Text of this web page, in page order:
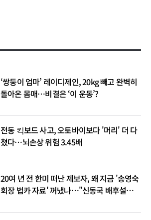
‘쌍둥이 엄마’ 레이디제인, 20kg 빼고 완벽히
돌아온 몸매…비결은 ‘이 운동’?
전동 킥보드 사고, 오토바이보다 '머리' 더 다
쳤다…뇌손상 위험 3.45배
20여 년 전 한미 떠난 제보자, 왜 지금 '송영숙
회장 법카 자료' 꺼냈나…"신동국 배후설은